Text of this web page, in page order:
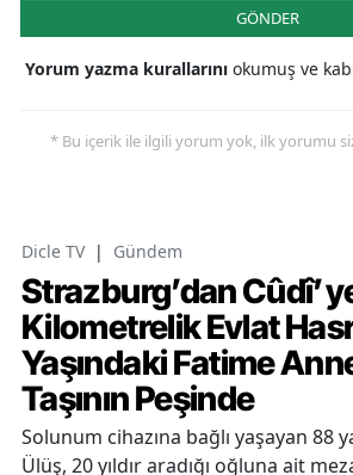
GÖNDER
Yorum yazma kurallarını okumuş ve
* Bu içerik ile ilgili yorum yok, ilk yorumu
Dicle TV | Gündem
Strazburg’dan
Kilometrelik Evlat
Yaşındaki Fatime
Taşının Peşinde
Solunum cihazına bağlı yaşayan 88
Ülüş, 20 yıldır aradığı oğluna ait